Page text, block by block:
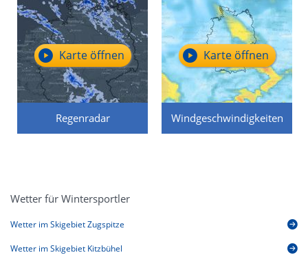
Regenradar
Karte öffnen
Windgeschwindigkeiten
Karte öffnen
Wetter für Wintersportler
Wetter im Skigebiet Zugspitze
Wetter im Skigebiet Kitzbühel